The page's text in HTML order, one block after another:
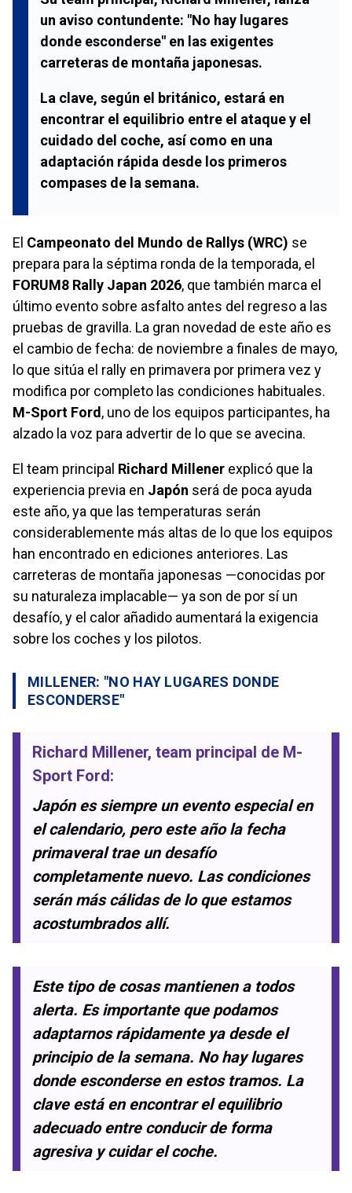
un aviso contundente: "No hay lugares
donde esconderse" en las exigentes
carreteras de montaña japonesas.
La clave, según el británico, estará en
encontrar el equilibrio entre el ataque y el
cuidado del coche, así como en una
adaptación rápida desde los primeros
compases de la semana.
El Campeonato del Mundo de Rallys (WRC) se
prepara para la séptima ronda de la temporada, el
FORUM8 Rally Japan 2026, que también marca el
último evento sobre asfalto antes del regreso a las
pruebas de gravilla. La gran novedad de este año es
el cambio de fecha: de noviembre a finales de mayo,
lo que sitúa el rally en primavera por primera vez y
modifica por completo las condiciones habituales.
M-Sport Ford, uno de los equipos participantes, ha
alzado la voz para advertir de lo que se avecina.
El team principal Richard Millener explicó que la
experiencia previa en Japón será de poca ayuda
este año, ya que las temperaturas serán
considerablemente más altas de lo que los equipos
han encontrado en ediciones anteriores. Las
carreteras de montaña japonesas —conocidas por
su naturaleza implacable— ya son de por sí un
desafío, y el calor añadido aumentará la exigencia
sobre los coches y los pilotos.
MILLENER: "NO HAY LUGARES DONDE
ESCONDERSE"
Richard Millener, team principal de M-
Sport Ford:
Japón es siempre un evento especial en
el calendario, pero este año la fecha
primaveral trae un desafío
completamente nuevo. Las condiciones
serán más cálidas de lo que estamos
acostumbrados allí.
Este tipo de cosas mantienen a todos
alerta. Es importante que podamos
adaptarnos rápidamente ya desde el
principio de la semana. No hay lugares
donde esconderse en estos tramos. La
clave está en encontrar el equilibrio
adecuado entre conducir de forma
agresiva y cuidar el coche.